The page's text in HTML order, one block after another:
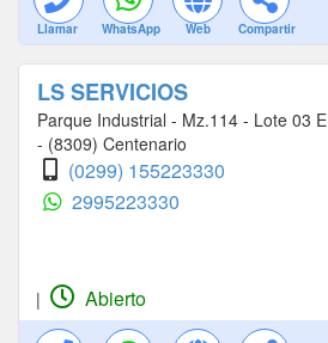
Llamar WhatsApp Web Compartir
LS SERVICIOS
Parque Industrial - Mz.114 - Lote 03 E
- (8309) Centenario
(0299) 155223330
2995223330
| Abierto